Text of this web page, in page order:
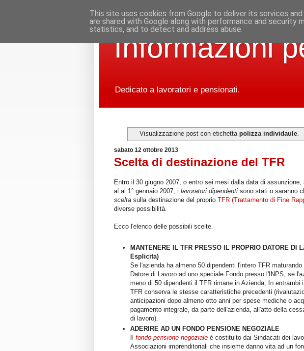
Informazioni
Dedicato a lavoratori e pensionati.
Visualizzazione post con etichetta polizza individaule.
sabato 12 ottobre 2013
Scelta di destinazione del TFR
Entro il 30 giugno 2007, o entro sei mesi dalla data di
al al 1° gennaio 2007, i lavoratori dipendenti sono stati o saranno
scelta sulla destinazione del proprio TFR (Trattamento di Fine
diverse possibilità.
Ecco l'elenco delle possibili scelte.
MANTENERE IL TFR PRESSO IL PROPRIO DATORE DI
Esplicita)
Se l'azienda ha almeno 50 dipendenti l'intero TFR
Datore di Lavoro ad uno speciale Fondo presso l'INPS, se
meno di 50 dipendenti il TFR rimane in Azienda; In entrambi
TFR conserva le stesse caratteristiche precedenti
anticipazioni dopo almeno otto anni per spese mediche o
pagamento integrale, da parte dell'azienda, all'atto della
di lavoro).
ADERIRE AD UN FONDO PENSIONE NEGOZIALE
fondo pensione negoziale è costituito dai Sindacati dei
Associazioni imprenditoriali che insieme danno vita ad un
This site uses cookies from Google to deliver its services
are shared with Google along with performance and security
statistics, and to detect and address abuse.